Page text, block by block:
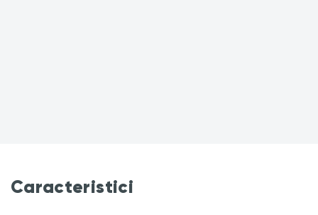
Caracteristici